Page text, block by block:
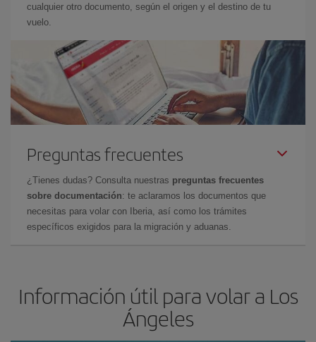
cualquier otro documento, según el origen y el destino de tu
vuelo.
Preguntas frecuentes
¿Tienes dudas? Consulta nuestras preguntas frecuentes
sobre documentación: te aclaramos los documentos que
necesitas para volar con Iberia, así como los trámites
específicos exigidos para la migración y aduanas.
Información útil para volar a Los
Ángeles